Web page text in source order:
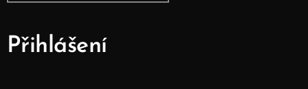
Přihlášení